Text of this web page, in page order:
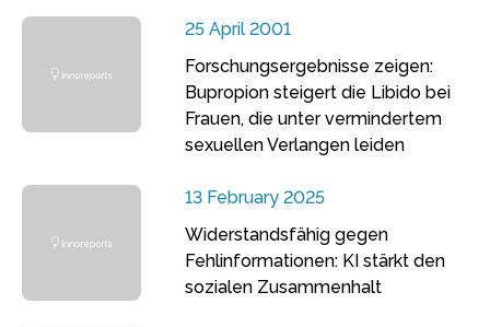
25 April 2001
Forschungsergebnisse zeigen:
Bupropion steigert die Libido bei
Frauen, die unter vermindertem
sexuellen Verlangen leiden
13 February 2025
Widerstandsfähig gegen
Fehlinformationen: KI stärkt den
sozialen Zusammenhalt